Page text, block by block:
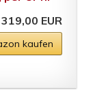
319,00 EUR
kaufen